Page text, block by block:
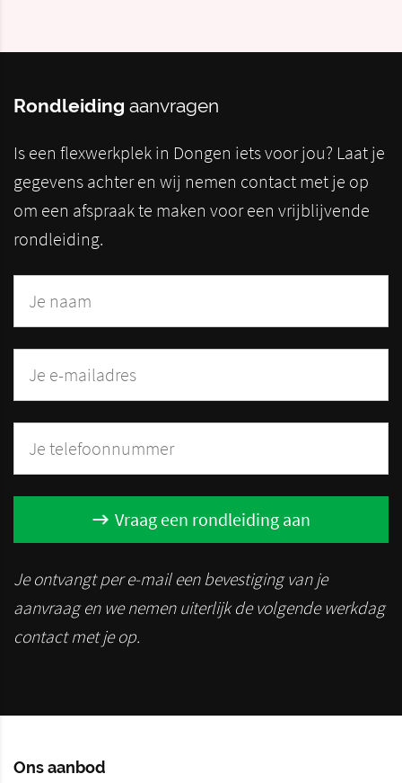
Rondleiding aanvragen
Is een flexwerkplek in Dongen iets voor jou? Laat je
gegevens achter en wij nemen contact met je op
om een afspraak te maken voor een vrijblijvende
rondleiding.
Vraag een rondleiding aan
Je ontvangt per e-mail een bevestiging van je
aanvraag en we nemen uiterlijk de volgende werkdag
contact met je op.
Ons aanbod